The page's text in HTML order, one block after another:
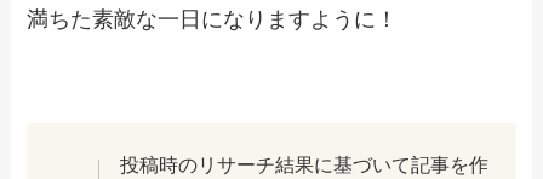
満ちた素敵な一日になりますように！
投稿時のリサーチ結果に基づいて記事を作